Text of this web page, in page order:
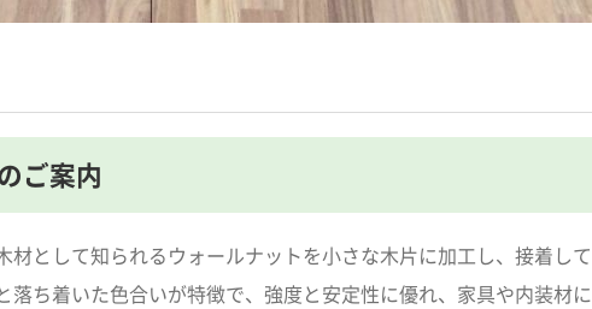
ご案内
材として知られるウォールナットを小さな木片に加工し、接着して
落ち着いた色合いが特徴で、強度と安定性に優れ、家具や内装材に